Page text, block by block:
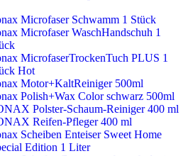
Microfaser Schwamm 1 Stück
Microfaser WaschHandschuh 1
MicrofaserTrockenTuch PLUS 1
Hot
Motor+KaltReiniger 500ml
Polish+Wax Color schwarz 500ml
Polster-Schaum-Reiniger 400 ml
Reifen-Pfleger 400 ml
Scheiben Enteiser Sweet Home
Edition 1 Liter